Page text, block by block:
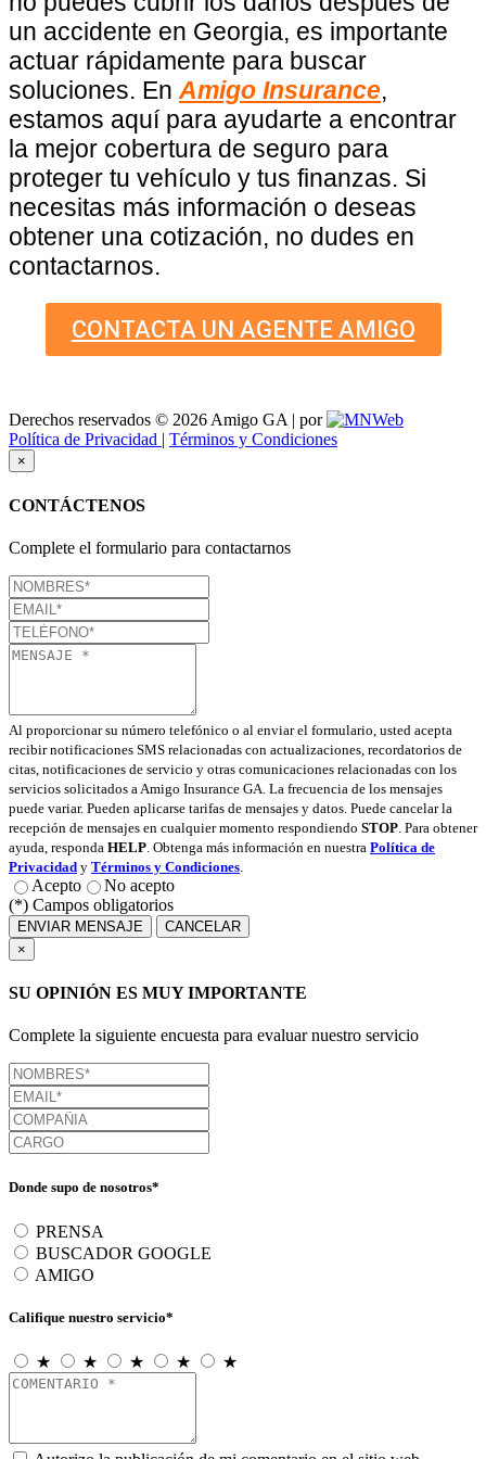
un accidente en Georgia, es importante
actuar rápidamente para buscar
soluciones. EnAmigo Insurance,
estamos aquí para ayudarte a encontrar
la mejor cobertura de seguro para
proteger tu vehículo y tus finanzas. Si
necesitas más información o deseas
obtener una cotización, no dudes en
contactarnos.
CONTACTA UN AGENTE AMIGO
Derechos reservados © 2026 Amigo GA | por
Política de Privacidad | Términos y Condiciones
×
CONTÁCTENOS
Complete el formulario para contactarnos
Al proporcionar su número telefónico o al enviar el formulario, usted acepta
recibir notificaciones SMS relacionadas con actualizaciones, recordatorios de
citas, notificaciones de servicio y otras comunicaciones relacionadas con los
servicios solicitados a Amigo Insurance GA. La frecuencia de los mensajes
puede variar. Pueden aplicarse tarifas de mensajes y datos. Puede cancelar la
recepción de mensajes en cualquier momento respondiendo STOP . Para obtener
ayuda, responda HELP . Obtenga más información en nuestra Política de
Privacidad y Términos y Condiciones
Acepto
No acepto
(*) Campos obligatorios
ENVIAR MENSAJE
CANCELAR
×
SU OPINIÓN ES MUY IMPORTANTE
Complete la siguiente encuesta para evaluar nuestro servicio
Donde supo de nosotros*
PRENSA
BUSCADOR GOOGLE
AMIGO
Califique nuestro servicio*
★ ★ ★ ★ ★